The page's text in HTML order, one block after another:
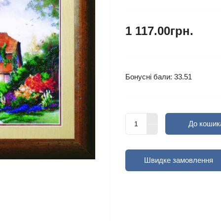
1 117.00грн.
Бонусні бали: 33.51
До
Швидке замовлення